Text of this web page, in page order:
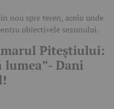
nou spre teren, acolo unde
obiectivele sezonului.
Piteștiului:
lumea”- Dani